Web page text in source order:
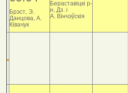
Брэст, Э.
Данцова, А.
Ківачук
Бераставіцкі р-
н, Дз. і
А. Вінчэўскія